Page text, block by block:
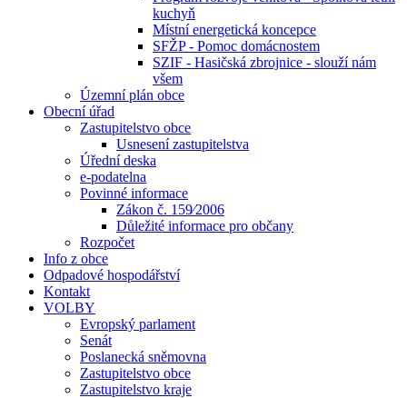
kuchyň
Místní energetická koncepce
SFŽP - Pomoc domácnostem
SZIF - Hasičská zbrojnice - slouží nám
všem
Územní plán obce
Obecní úřad
Zastupitelstvo obce
Usnesení zastupitelstva
Úřední deska
e-podatelna
Povinné informace
Zákon č. 159⁄2006
Důležité informace pro občany
Rozpočet
Info z obce
Odpadové hospodářství
Kontakt
VOLBY
Evropský parlament
Senát
Poslanecká sněmovna
Zastupitelstvo obce
Zastupitelstvo kraje